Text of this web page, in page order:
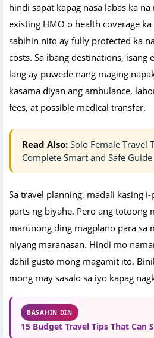
hindi sapat kapag nasa labas ka
existing HMO o health coverage
sabihin nito ay fully protected ka
costs. Sa ibang destinations,
lang ay puwede nang maging
kasama diyan ang ambulance,
fees, at possible medical transfer.
Read Also: Solo Female Travel
Complete Smart and Safe Guide
Sa travel planning, madali kasing
parts ng biyahe. Pero ang totoong
marunong ding magplano para sa
niyang maranasan. Hindi mo
dahil gusto mong magamit ito.
mong may sasalo sa iyo kapag
BASAHIN DIN
15 Budget Travel Tips That Can